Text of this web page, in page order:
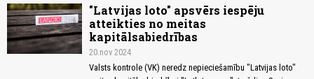
"Latvijas loto" apsvērs iespēju
atteikties no meitas
kapitālsabiedrības
20.nov 2024
Valsts kontrole (VK) neredz nepieciešamību "Latvijas loto"